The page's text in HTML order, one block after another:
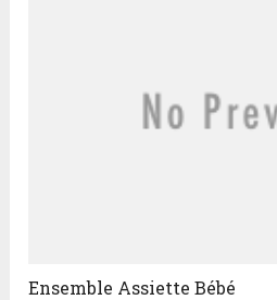
Ensemble Assiette Bébé